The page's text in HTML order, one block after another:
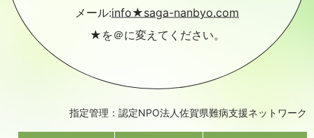
メール:info★saga-nanbyo.com
★を＠に変えてください。
指定管理：認定NPO法人佐賀県難病支援ネットワーク